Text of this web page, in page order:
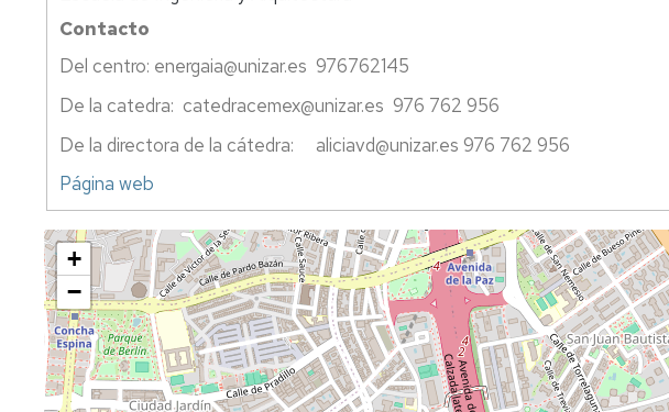
Contacto
Del centro: energaia@unizar.es 976762145
De la catedra: catedracemex@unizar.es 976 762 956
De la directora de la cátedra: aliciavd@unizar.es 976 762 956
Página web
+
−